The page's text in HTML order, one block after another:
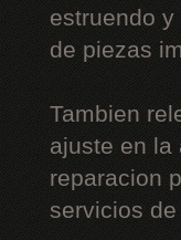
estruendo
de piezas
Tambien
ajuste en la
reparacion
servicios